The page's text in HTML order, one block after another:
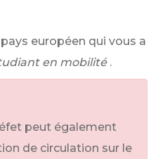
européen qui vous a
en mobilité .
peut également
de circulation sur le